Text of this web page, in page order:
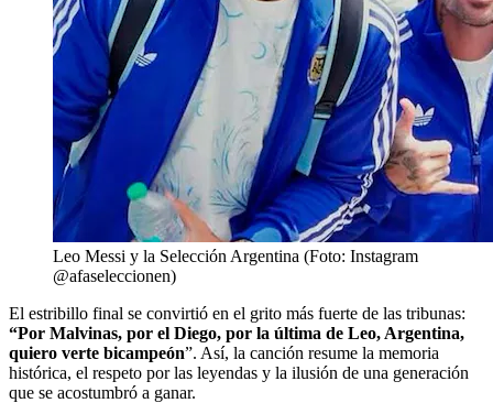
Leo Messi y la Selección Argentina (Foto: Instagram
@afaseleccionen)
El estribillo final se convirtió en el grito más fuerte de las tribunas:
“Por Malvinas, por el Diego, por la última de Leo, Argentina,
quiero verte bicampeón”. Así, la canción resume la memoria
histórica, el respeto por las leyendas y la ilusión de una generación
que se acostumbró a ganar.